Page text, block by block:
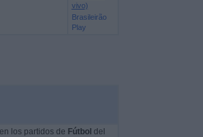
vivo)
Brasileirão
Play
los partidos de Fútbol del